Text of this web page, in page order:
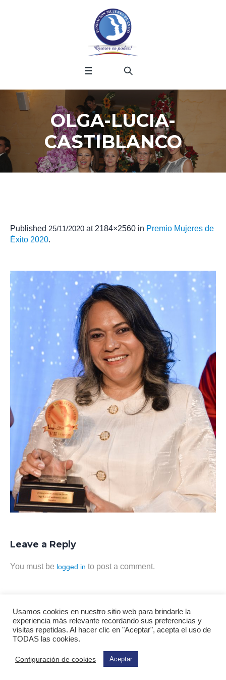
OLGA-LUCIA-
CASTIBLANCO
Published 25/11/2020 at 2184×2560 in Premio Mujeres de
Éxito 2020.
Leave a Reply
You must be logged in to post a comment.
© 2021 Fundación Mujeres de Éxito
Usamos cookies en nuestro sitio web para brindarle la
experiencia más relevante recordando sus preferencias y
visitas repetidas. Al hacer clic en "Aceptar", acepta el uso de
TODAS las cookies.
Configuración de cookies Aceptar